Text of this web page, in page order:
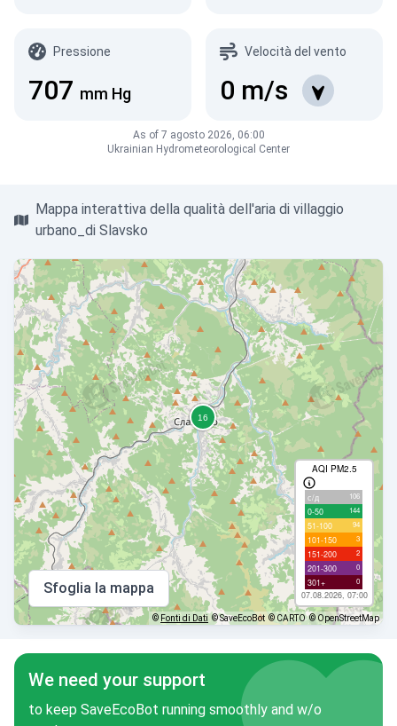
Pressione
707 mm Hg
Velocità del vento
0 m/s
As of 7 agosto 2026, 06:00
Ukrainian Hydrometeorological Center
Mappa interattiva della qualità dell'aria di villaggio
urbano_di Slavsko
AQI PM2.5
с/д 106
0-50 144
51-100 94
101-150 3
151-200 2
201-300 0
301+ 0
07.08.2026, 07:00
Sfoglia la mappa
© Fonti di Dati © SaveEcoBot © CARTO © OpenStreetMap
We need your support
to keep SaveEcoBot running smoothly and w/o